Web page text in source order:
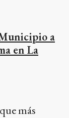
a
en La
más